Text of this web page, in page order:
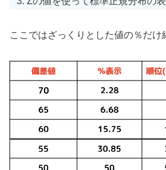
ここではざっくりとした値の％だけ